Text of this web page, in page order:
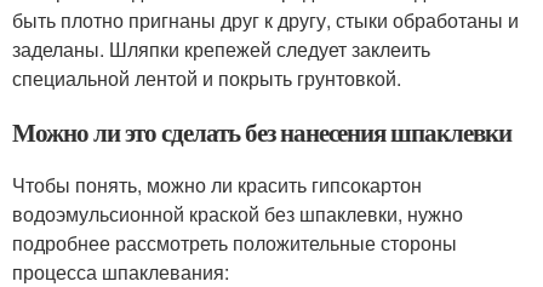
быть плотно пригнаны друг к другу, стыки обработаны и
заделаны. Шляпки крепежей следует заклеить
специальной лентой и покрыть грунтовкой.
Можно ли это сделать без нанесения шпаклевки
Чтобы понять, можно ли красить гипсокартон
водоэмульсионной краской без шпаклевки, нужно
подробнее рассмотреть положительные стороны
процесса шпаклевания: